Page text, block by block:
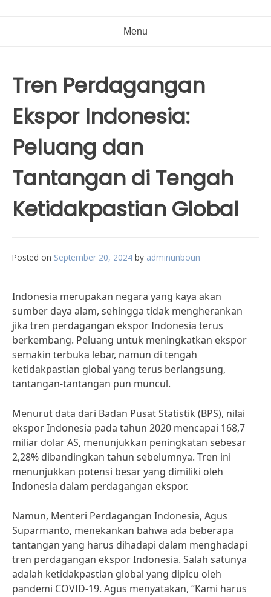
Menu
Tren Perdagangan
Ekspor Indonesia:
Peluang dan
Tantangan di Tengah
Ketidakpastian Global
Posted on September 20, 2024 by adminunboun
Indonesia merupakan negara yang kaya akan
sumber daya alam, sehingga tidak mengherankan
jika tren perdagangan ekspor Indonesia terus
berkembang. Peluang untuk meningkatkan ekspor
semakin terbuka lebar, namun di tengah
ketidakpastian global yang terus berlangsung,
tantangan-tantangan pun muncul.
Menurut data dari Badan Pusat Statistik (BPS), nilai
ekspor Indonesia pada tahun 2020 mencapai 168,7
miliar dolar AS, menunjukkan peningkatan sebesar
2,28% dibandingkan tahun sebelumnya. Tren ini
menunjukkan potensi besar yang dimiliki oleh
Indonesia dalam perdagangan ekspor.
Namun, Menteri Perdagangan Indonesia, Agus
Suparmanto, menekankan bahwa ada beberapa
tantangan yang harus dihadapi dalam menghadapi
tren perdagangan ekspor Indonesia. Salah satunya
adalah ketidakpastian global yang dipicu oleh
pandemi COVID-19. Agus menyatakan, “Kami harus